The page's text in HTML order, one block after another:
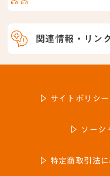
関連情報・リン
サイトポリシー
ソーシ
特定商取引法